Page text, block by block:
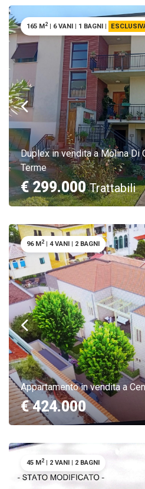
Duplex in vendita a Molina Di
Terme
€ 299.000Trattabili
165 M2 | 6 VANI | 1 BAGNI |
Appartamento in vendita a
€ 424.000
96 M2 | 4 VANI | 2 BAGNI
45 M2 | 2 VANI | 2 BAGNI